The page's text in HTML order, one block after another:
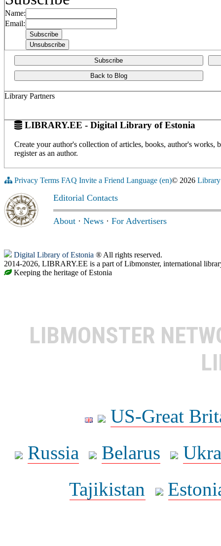
Name:
Email:
Subscribe
Back to Blog
Library Partners
LIBRARY.EE - Digital Library of Estonia
Create your author's collection of articles, books, author's
register as an author.
Privacy Terms FAQ Invite a Friend Language (en)© 2026
Editorial Contacts
About · News · For Advertisers
Digital Library of Estonia ® All rights reserved.
2014-2026, LIBRARY.EE is a part of Libmonster, international
Keeping the heritage of Estonia
LIBMONSTER
US-Great
Russia
Belarus
Tajikistan